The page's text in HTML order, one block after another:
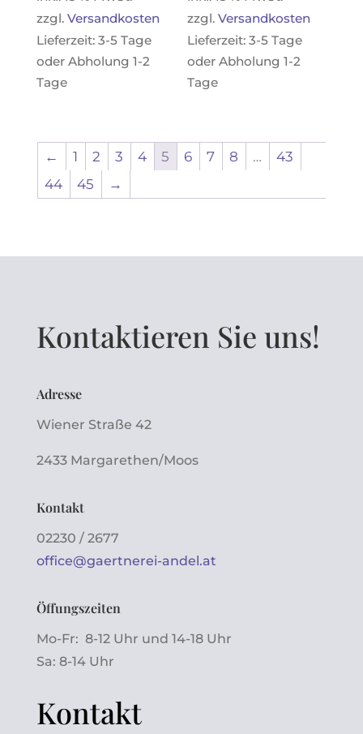
zzgl. Versandkosten
Lieferzeit: 3-5 Tage
oder Abholung 1-2
Tage
zzgl.Versandkosten
Lieferzeit:3-5 Tage
oder Abholung 1-2
Tage
← 1 2 3 4 5 6 7 8 …
43
44
45 →
Kontaktieren Sie uns!
Adresse
Wiener Straße 42
2433 Margarethen/Moos
Kontakt
02230 / 2677
office@gaertnerei-andel.at
Öffungszeiten
Mo-Fr: 8-12 Uhr und 14-18 Uhr
Sa: 8-14 Uhr
Kontakt